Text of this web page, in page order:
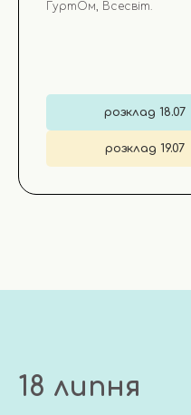
ГуртОм, Всесвіт.
розклад 18.07
розклад 19.07
18 липня